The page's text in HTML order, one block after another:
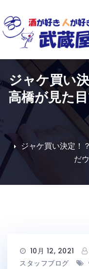
to
content
ジャケ買い
高橋が見た
ジャケ買い決定！
だ
10月 12, 2021
スタッフブログ